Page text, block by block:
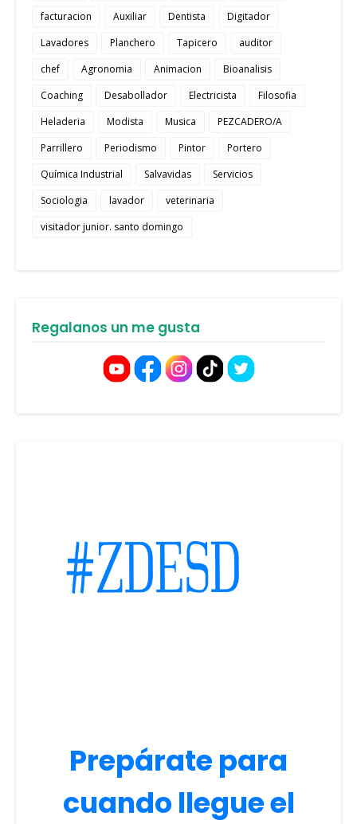
facturacion
Auxiliar Dentista
Digitador
Lavadores
Planchero Tapicero
auditor
chef
Agronomia Animacion
Bioanalisis
Coaching
Desabollador Electricista
Filosofia
Heladeria
Modista Musica
PEZCADERO/A
Parrillero
Periodismo Pintor
Portero
Química Industrial
Salvavidas
Servicios
Sociologia
lavador
veterinaria
visitador junior. santo domingo
Regalanos un me gusta
Prepárate para
cuando llegue el